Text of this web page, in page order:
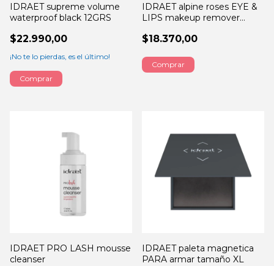
IDRAET supreme volume
waterproof black 12GRS
$22.990,00
¡No te lo pierdas, es el último!
IDRAET alpine roses EYE &
LIPS makeup remover
$18.370,00
IDRAET PRO LASH mousse
cleanser
IDRAET paleta magnetica
PARA armar tamaño XL